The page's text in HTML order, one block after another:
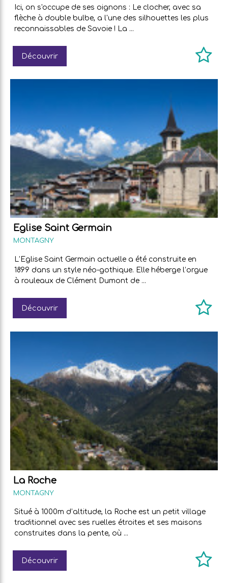
Ici, on s'occupe de ses oignons : Le clocher, avec sa
flèche à double bulbe, a l'une des silhouettes les plus
reconnaissables de Savoie ! La ...
Découvrir
Eglise Saint Germain
MONTAGNY
L’Eglise Saint Germain actuelle a été construite en
1899 dans un style néo-gothique. Elle héberge l’orgue
à rouleaux de Clément Dumont de ...
Découvrir
La Roche
MONTAGNY
Situé à 1000m d’altitude, la Roche est un petit village
traditionnel avec ses ruelles étroites et ses maisons
construites dans la pente, où ...
Découvrir